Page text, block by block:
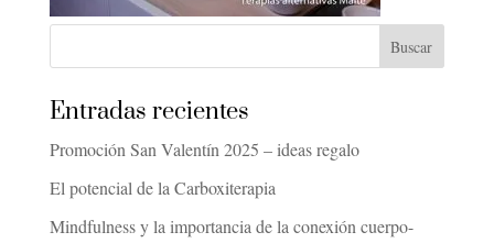
Entradas recientes
Promoción San Valentín 2025 – ideas regalo
El potencial de la Carboxiterapia
Mindfulness y la importancia de la conexión cuerpo-